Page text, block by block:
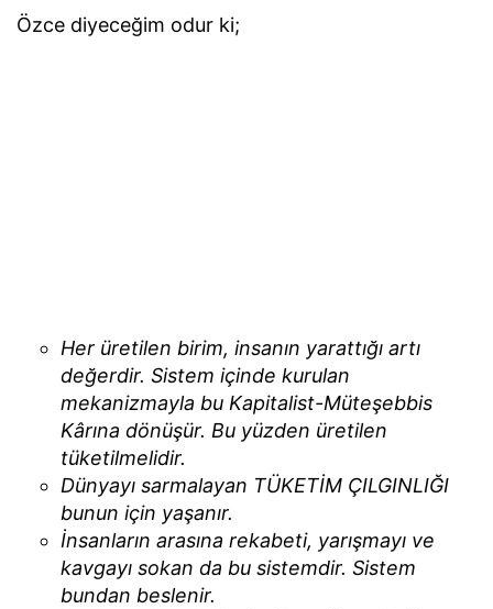
Özce diyeceğim odur ki;
Her üretilen birim, insanın yarattığı artı
değerdir. Sistem içinde kurulan
mekanizmayla bu Kapitalist-Müteşebbis
Kârına dönüşür. Bu yüzden üretilen
tüketilmelidir.
Dünyayı sarmalayan TÜKETİM ÇILGINLIĞI
bunun için yaşanır.
İnsanların arasına rekabeti, yarışmayı ve
kavgayı sokan da bu sistemdir. Sistem
bundan beslenir.